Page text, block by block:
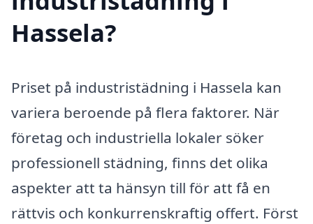
Hassela?
Priset på industristädning i Hassela kan
variera beroende på flera faktorer. När
företag och industriella lokaler söker
professionell städning, finns det olika
aspekter att ta hänsyn till för att få en
rättvis och konkurrenskraftig offert. Först